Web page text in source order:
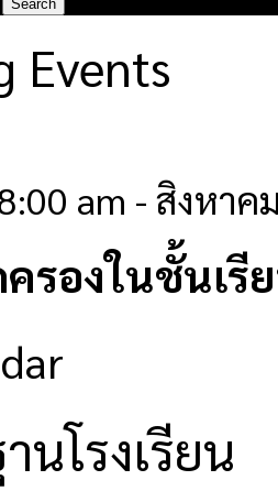
Events
am - สิงหาค
รองในชั้นเรี
โรงเรียน